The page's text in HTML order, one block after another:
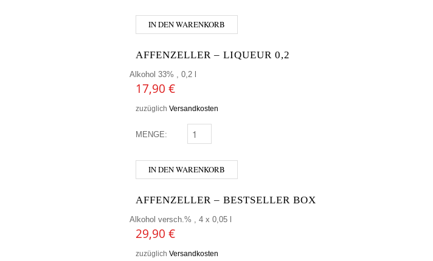
IN DEN WARENKORB
AFFENZELLER – LIQUEUR 0,2
Alkohol 33% , 0,2 l
17,90 €
zuzüglich Versandkosten
MENGE: AFFENZELLER - LIQUEUR 0,2 MENGE
IN DEN WARENKORB
AFFENZELLER – BESTSELLER BOX
Alkohol versch.% , 4 x 0,05 l
29,90 €
zuzüglich Versandkosten